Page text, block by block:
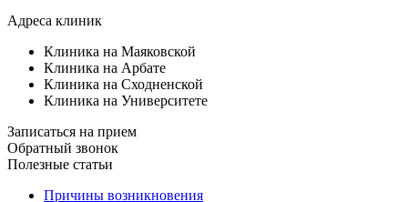
Адреса клиник
Клиника на Маяковской
Клиника на Арбате
Клиника на Сходненской
Клиника на Университете
Записаться на прием
Обратный звонок
Полезные статьи
Причины возникновения